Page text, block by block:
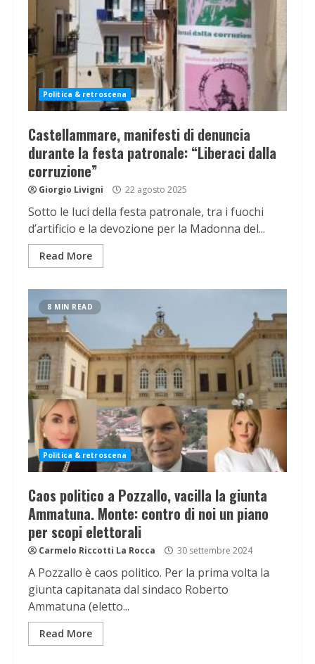
Politica & retroscena
Castellammare, manifesti di denuncia
durante la festa patronale: “Liberaci dalla
corruzione”
Giorgio Livigni 22 agosto 2025
Sotto le luci della festa patronale, tra i fuochi
d’artificio e la devozione per la Madonna del...
Read More
8 MIN READ
Politica & retroscena
Caos politico a Pozzallo, vacilla la giunta
Ammatuna. Monte: contro di noi un piano
per scopi elettorali
Carmelo Riccotti La Rocca 30 settembre 2024
A Pozzallo è caos politico. Per la prima volta la
giunta capitanata dal sindaco Roberto
Ammatuna (eletto...
Read More